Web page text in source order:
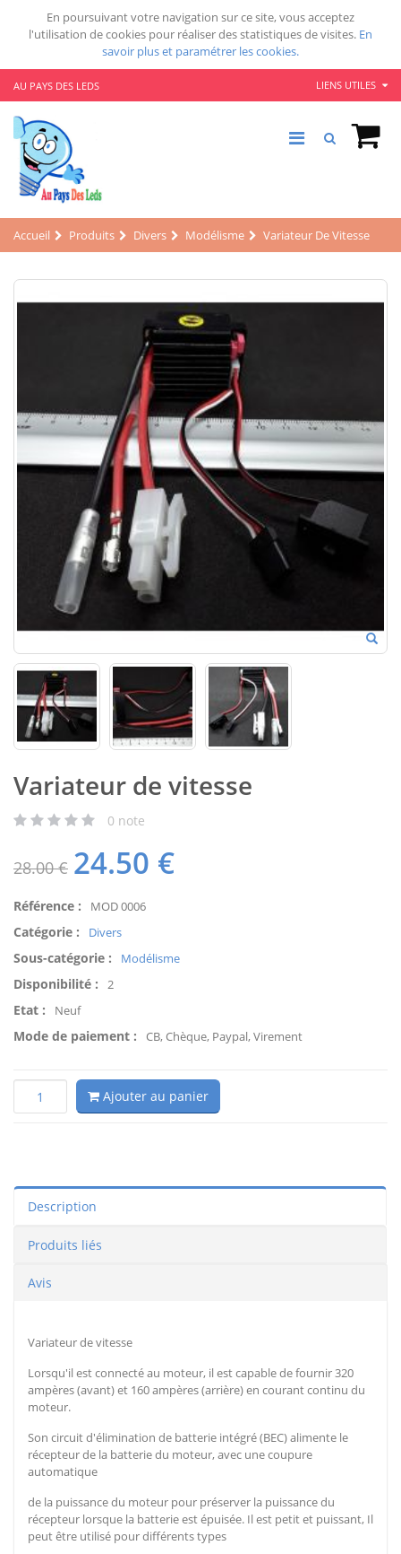
En poursuivant votre navigation sur ce site, vous acceptez
l'utilisation de cookies pour réaliser des statistiques de visites. En
savoir plus et paramétrer les cookies.
AU PAYS DES LEDS LIENS UTILES
Accueil Produits Divers Modélisme Variateur De Vitesse
Variateur de vitesse
0 note
28.00 € 24.50 €
Référence : MOD 0006
Catégorie : Divers
Sous-catégorie : Modélisme
Disponibilité : 2
Etat : Neuf
Mode de paiement : CB, Chèque, Paypal, Virement
Ajouter au panier
Description
Produits liés
Avis
Variateur de vitesse
Lorsqu'il est connecté au moteur, il est capable de fournir 320
ampères (avant) et 160 ampères (arrière) en courant continu du
moteur.
Son circuit d'élimination de batterie intégré (BEC) alimente le
récepteur de la batterie du moteur, avec une coupure
automatique
de la puissance du moteur pour préserver la puissance du
récepteur lorsque la batterie est épuisée. Il est petit et puissant, Il
peut être utilisé pour différents types